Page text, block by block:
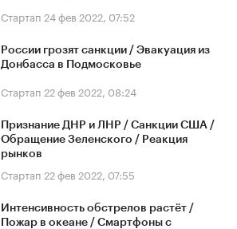
Стартап 24 фев 2022, 07:52
России грозят санкции / Эвакуация из
Донбасса в Подмосковье
Стартап 22 фев 2022, 08:24
Признание ДНР и ЛНР / Санкции США /
Обращение Зеленского / Реакция
рынков
Стартап 22 фев 2022, 07:55
Интенсивность обстрелов растёт /
Пожар в океане / Смартфоны с